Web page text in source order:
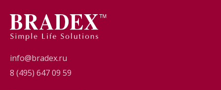
info@bradex.ru
8 (495) 647 09 59